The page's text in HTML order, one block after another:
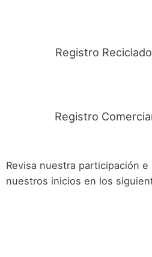
Registro
Registro
Revisa nuestra participación
nuestros inicios en los